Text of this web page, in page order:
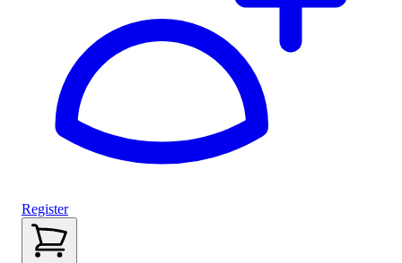
Register